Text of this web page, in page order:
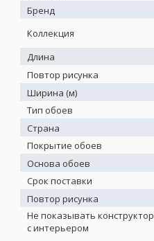
Бренд
Коллекция
Длина
Повтор рисунка
Ширина (м)
Тип обоев
Страна
Покрытие обоев
Основа обоев
Срок поставки
Повтор рисунка
Не показывать конструктор
с интерьером